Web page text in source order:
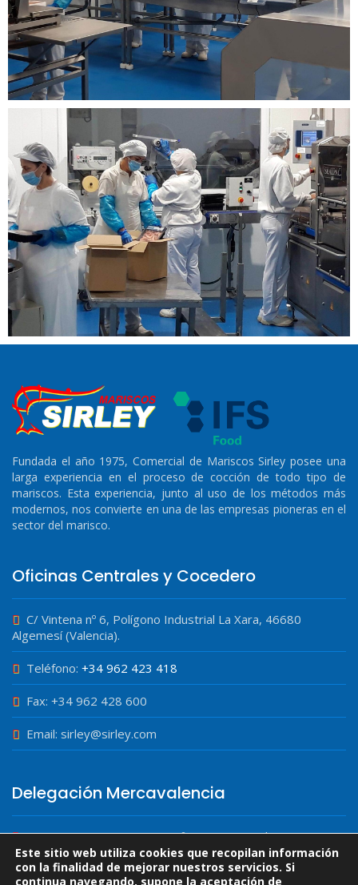
Fundada el año 1975, Comercial de Mariscos Sirley posee una
larga experiencia en el proceso de cocción de todo tipo de
mariscos. Esta experiencia, junto al uso de los métodos más
modernos, nos convierte en una de las empresas pioneras en el
sector del marisco.
Oficinas Centrales y Cocedero
C/ Vintena nº 6, Polígono Industrial La Xara, 46680
Algemesí (Valencia).
Teléfono: +34 962 423 418
Fax: +34 962 428 600
Email: sirley@sirley.com
Delegación Mercavalencia
Carretera Fuente en Corts nº 231, Nave Multiservicios III,
Módulo 40, 46013 Valencia.
Este sitio web utiliza cookies que recopilan información
con la finalidad de mejorar nuestros servicios. Si
continua navegando, supone la aceptación de